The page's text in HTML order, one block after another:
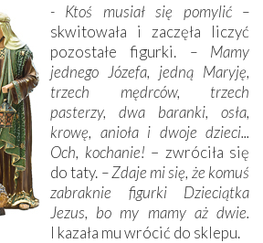
- Ktoś musiał się pomylić –
skwitowała i zaczęła liczyć
pozostałe figurki. – Mamy
jednego Józefa, jedną Maryję,
trzech mędrców, trzech
pasterzy, dwa baranki, osła,
krowę, anioła i dwoje dzieci...
Och, kochanie! – zwróciła się
do taty. – Zdaje mi się, że komuś
zabraknie figurki Dzieciątka
Jezus, bo my mamy aż dwie.
I kazała mu wrócić do sklepu.